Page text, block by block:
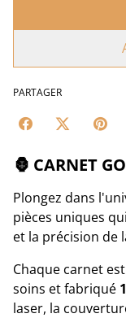
PARTAGER
🦍 CARNET
Plongez dans
pièces uniques
et la précision de
Chaque carnet
soins et fabriqué
laser, la